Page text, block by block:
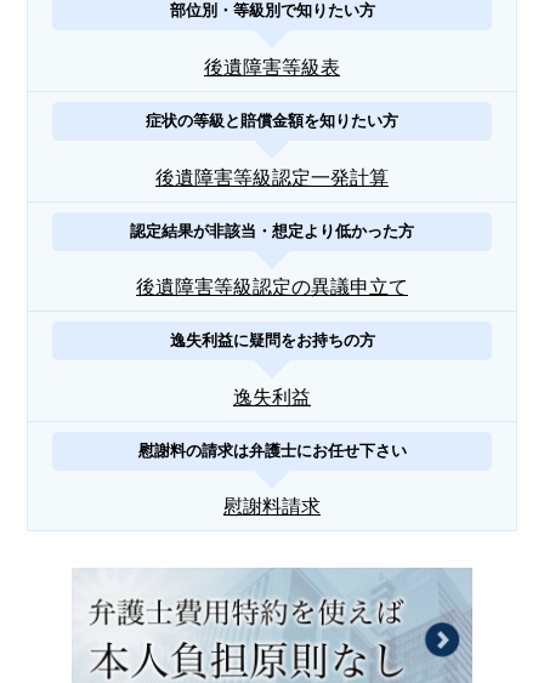
部位別・等級別で知りたい方
後遺障害等級表
症状の等級と賠償金額を知りたい方
後遺障害等級認定一発計算
認定結果が非該当・想定より低かった方
後遺障害等級認定の異議申立て
逸失利益に疑問をお持ちの方
逸失利益
慰謝料の請求は弁護士にお任せ下さい
慰謝料請求